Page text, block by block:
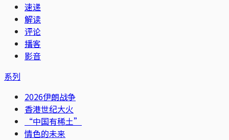
速递
解读
评论
播客
影音
系列
2026伊朗战争
香港世纪大火
“中国有稀土”
情色的未来